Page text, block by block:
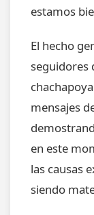
estamos
El hecho
seguidores
mensajes
en este
las causas
siendo